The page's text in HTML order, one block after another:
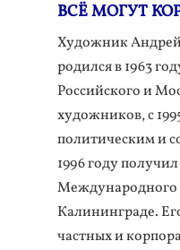
ВСЁ МОГУТ
Художник
родился в 1963
Российского и
художников, с
политическим и
1996 году
Международного
Калининграде.
частных и